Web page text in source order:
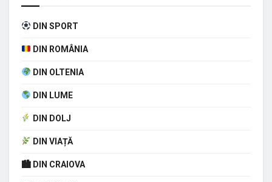
DIN SPORT
DIN ROMÂNIA
DIN OLTENIA
DIN LUME
DIN DOLJ
DIN VIAȚĂ
🏙 DIN CRAIOVA